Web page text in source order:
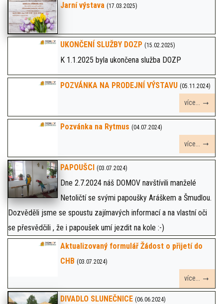
Jarní výstava (17.03.2025)
UKONČENÍ SLUŽBY DOZP (15.02.2025)
K 1.1.2025 byla ukončena služba DOZP
POZVÁNKA NA PRODEJNÍ VÝSTAVU (05.11.2024)
více...
Pozvánka na Rytmus (04.07.2024)
více...
PAPOUŠCI (03.07.2024)
Dne 2.7.2024 náš DOMOV navštívili manželé
Netoličtí se svými papoušky Aráškem a Šmudlou.
Dozvěděli jsme se spoustu zajímavých informací a na vlastní oči
se přesvědčili , že i papoušek umí jezdit na kole :-)
Aktualizovaný formulář Žádost o přijetí do
CHB (03.07.2024)
více...
DIVADLO SLUNEČNICE (06.06.2024)